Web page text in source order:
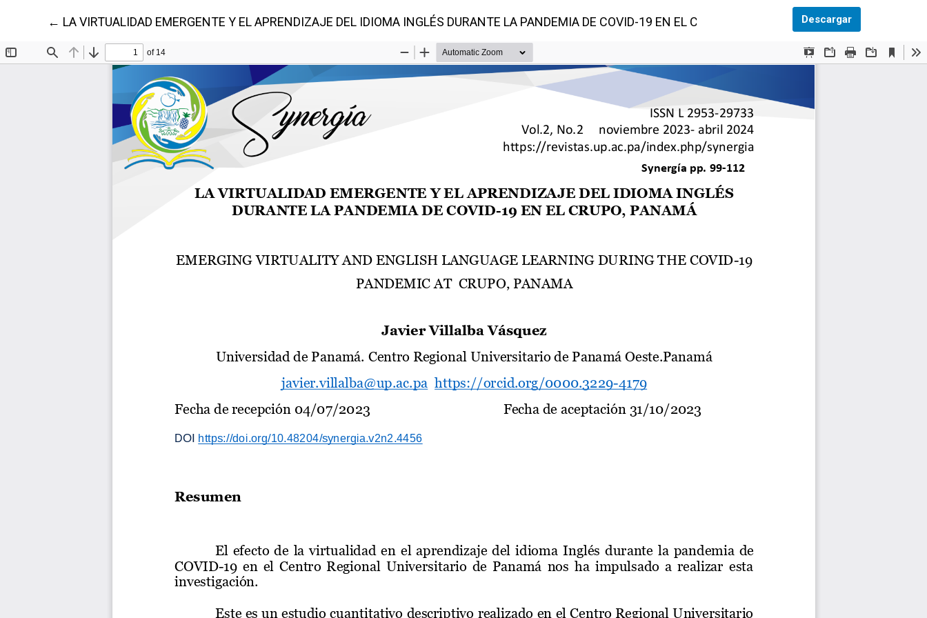
← Volver a los detalles del artículo
LA VIRTUALIDAD EMERGENTE Y EL APRENDIZAJE DEL IDIOMA INGLÉS DURANTE LA PANDEMIA DE COVID-19 EN EL CRUPO, PANAMÁ DescargarDescargar PDF